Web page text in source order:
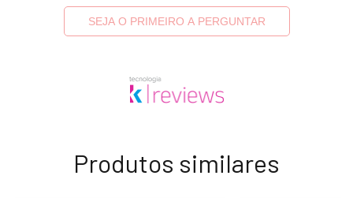
SEJA O PRIMEIRO A PERGUNTAR
Produtos similares